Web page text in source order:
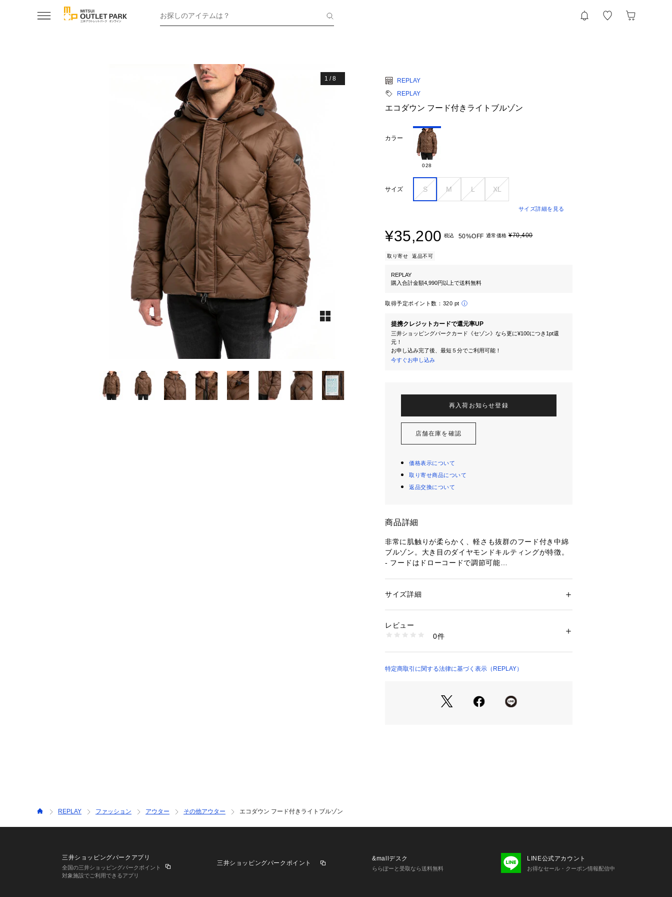
お探しのアイテムは？
1 /8
REPLAY
REPLAY
エコダウン フード付きライトブルゾン
カラー
028
サイズ S M L XL
サイズ詳細を見る
¥35,200 税込 50%OFF 通常価格 ¥70,400
取り寄せ 返品不可
REPLAY
購入合計金額4,990円以上で送料無料
取得予定ポイント数： 320 pt
提携クレジットカードで還元率UP
三井ショッピングパークカード《セゾン》なら更に¥100につき1pt還
元！
お申し込み完了後、最短５分でご利用可能！
今すぐお申し込み
再入荷お知らせ登録
店舗在庫を確認
価格表示について
取り寄せ商品について
返品交換について
商品詳細
非常に肌触りが柔らかく、軽さも抜群のフード付き中綿
ブルゾン。大き目のダイヤモンドキルティングが特徴。
- フードはドローコードで調節可能
- 裾はドローコードで調節可能
環境にも配慮しています。
性別：メンズ
1088500000053
サイズ詳細
レビュー
0件
特定商取引に関する法律に基づく表示（REPLAY）
REPLAY ファッション アウター その他アウター エコダウン フード付きライトブルゾン
三井ショッピングパークアプリ
全国の三井ショッピングパークポイント
対象施設でご利用できるアプリ
三井ショッピングパークポイント
&mallデスク
ららぽーと受取なら送料無料
LINE公式アカウント
お得なセール・クーポン情報配信中